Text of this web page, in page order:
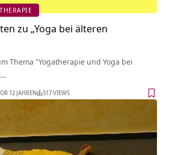
zu „Yoga bei älteren
Thema "Yogatherapie und Yoga bei
12 JAHREN 517 VIEWS